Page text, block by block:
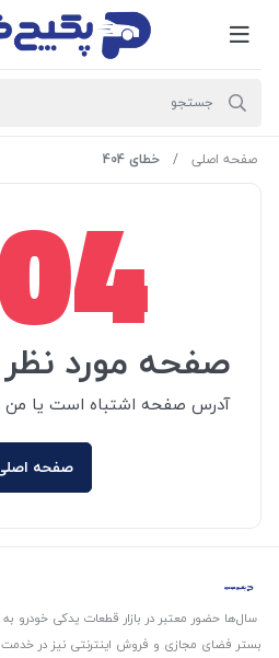
صفحه اصلی خطای 404
صفحه مورد
آدرس صفحه اشتباه است یا من
صفحه
سال‌ها حضور معتبر در بازار قطعات یدکی خودرو
بستر فضای مجازی و فروش اینترنتی نیز در